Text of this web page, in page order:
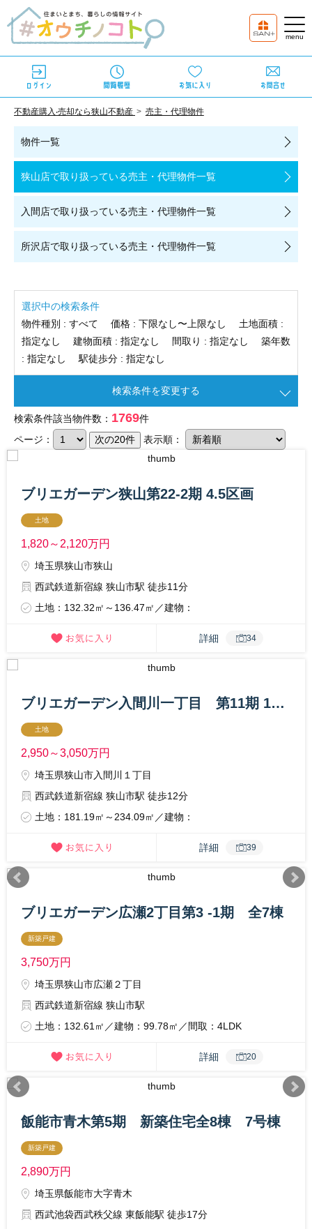
不動産購⼊‧売却なら狭⼭不動産 売主・代理物件
物件一覧
狭山店で取り扱っている売主・代理物件一覧
入間店で取り扱っている売主・代理物件一覧
所沢店で取り扱っている売主・代理物件一覧
選択中の検索条件
物件種別 : すべて 価格 : 下限なし〜上限なし 土地面積 :
指定なし 建物面積 : 指定なし 間取り : 指定なし 築年数
: 指定なし 駅徒歩分 : 指定なし
検索条件を変更する
検索条件該当物件数： 1769件
ページ：
表示順：
ブリエガーデン狭山第22-2期 4.5区画
土地
1,820～2,120万円
埼玉県狭山市狭山
西武鉄道新宿線 狭山市駅 徒歩11分
土地：132.32㎡～136.47㎡／建物：
詳細 34
ブリエガーデン入間川一丁目 第11期 1区画
土地
2,950～3,050万円
埼玉県狭山市入間川１丁目
西武鉄道新宿線 狭山市駅 徒歩12分
土地：181.19㎡～234.09㎡／建物：
詳細 39
ブリエガーデン広瀬2丁目第3 -1期 全7棟
新築戸建
3,750万円
埼玉県狭山市広瀬２丁目
西武鉄道新宿線 狭山市駅
土地：132.61㎡／建物：99.78㎡／間取：4LDK
詳細 20
飯能市青木第5期 新築住宅全8棟 7号棟
新築戸建
2,890万円
埼玉県飯能市大字青木
西武池袋西武秩父線 東飯能駅 徒歩17分